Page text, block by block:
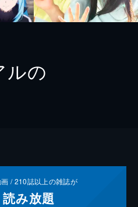
ルの
/210誌以上の雑誌が
読み放題